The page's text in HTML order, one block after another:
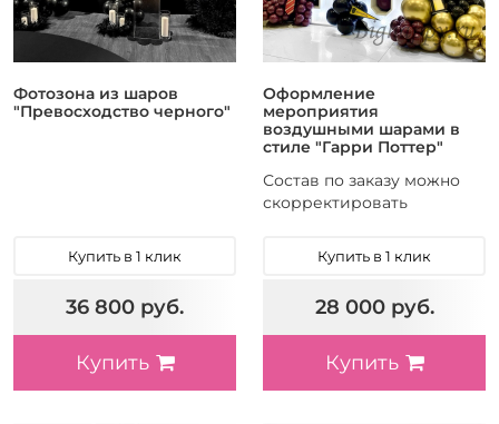
Фотозона из шаров
"Превосходство черного"
Купить в 1 клик
36 800 руб.
Купить
Оформление
мероприятия
воздушными шарами в
стиле "Гарри Поттер"
Состав по заказу можно
скорректировать
Купить в 1 клик
28 000 руб.
Купить